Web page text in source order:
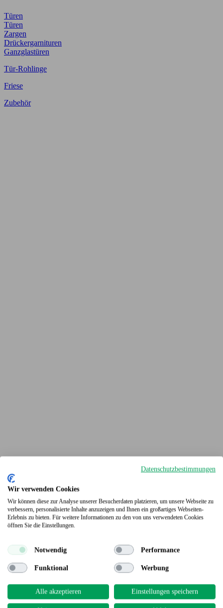
Türen
Türen
Zargen
Drückergarnituren
Ganzglastüren
Tür-Rohlinge
Friese
Zubehör
Terrassendielen
Datenschutzbestimmungen
Wir verwenden Cookies
Wir können diese zur Analyse unserer Besucherdaten platzieren, um unsere Webseite zu
verbessern, personalisierte Inhalte anzuzeigen und Ihnen ein großartiges Webseiten-
Erlebnis zu bieten. Für weitere Informationen zu den von uns verwendeten Cookies
öffnen Sie die Einstellungen.
Notwendig Performance
Funktional Werbung
Alle akzeptieren Einstellungen speichern